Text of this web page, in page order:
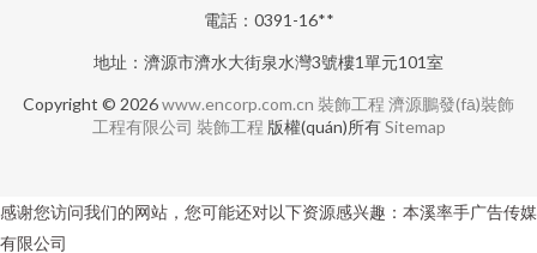
電話：0391-16**
地址：濟源市濟水大街泉水灣3號樓1單元101室
Copyright © 2026www.encorp.com.cn 裝飾工程 濟源鵬發(fā)裝飾
工程有限公司 裝飾工程 版權(quán)所有Sitemap
感谢您访问我们的网站，您可能还对以下资源感兴趣：本溪率手广告传媒
有限公司